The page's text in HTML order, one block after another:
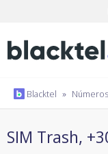
Blacktel »
SIM Trash,